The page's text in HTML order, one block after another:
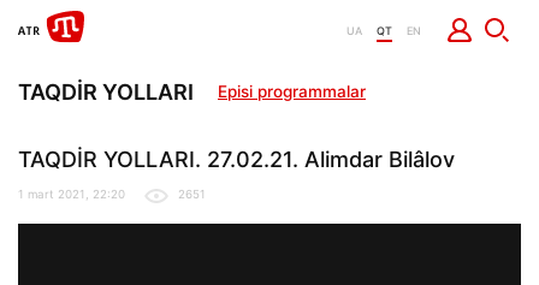
UA QT EN
TAQDİR YOLLARI Episi programmalar
TAQDİR YOLLARI. 27.02.21. Alimdar Bilâlov
1 mart 2021, 22:20 2651